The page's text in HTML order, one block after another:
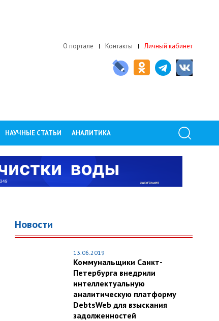
О портале Контакты Личный кабинет
НАУЧНЫЕ СТАТЬИ АНАЛИТИКА
Новости
13.06.2019
Коммунальщики Санкт-
Петербурга внедрили
интеллектуальную
аналитическую платформу
DebtsWeb для взыскания
задолженностей